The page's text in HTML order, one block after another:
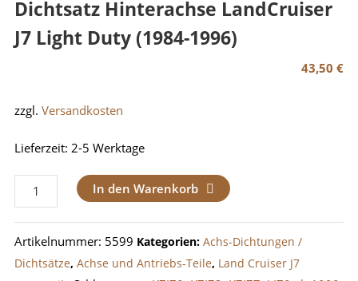
Dichtsatz Hinterachse LandCruiser
J7 Light Duty (1984-1996)
43,50€
zzgl. Versandkosten
Lieferzeit: 2-5 Werktage
Dichtsatz
Hinterachse
LandCruiser
J7
Light
In den Warenkorb
Artikelnummer: 5599 Kategorien: Achs-Dichtungen /
Dichtsätze, Achse und Antriebs-Teile, Land Cruiser J7